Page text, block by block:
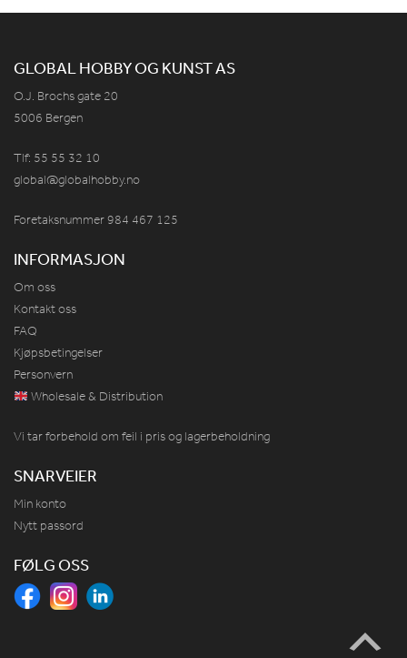
GLOBAL HOBBY OG KUNST AS
O.J. Brochs gate 20
5006 Bergen
Tlf: 55 55 32 10
global@globalhobby.no
Foretaksnummer 984 467 125
INFORMASJON
Om oss
Kontakt oss
FAQ
Kjøpsbetingelser
Personvern
Wholesale & Distribution
Vi tar forbehold om feil i pris og lagerbeholdning
SNARVEIER
Min konto
Nytt passord
FØLG OSS